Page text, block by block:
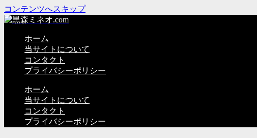
コンテンツへスキップ
ホーム
当サイトについて
コンタクト
プライバシーポリシー
ホーム
当サイトについて
コンタクト
プライバシーポリシー